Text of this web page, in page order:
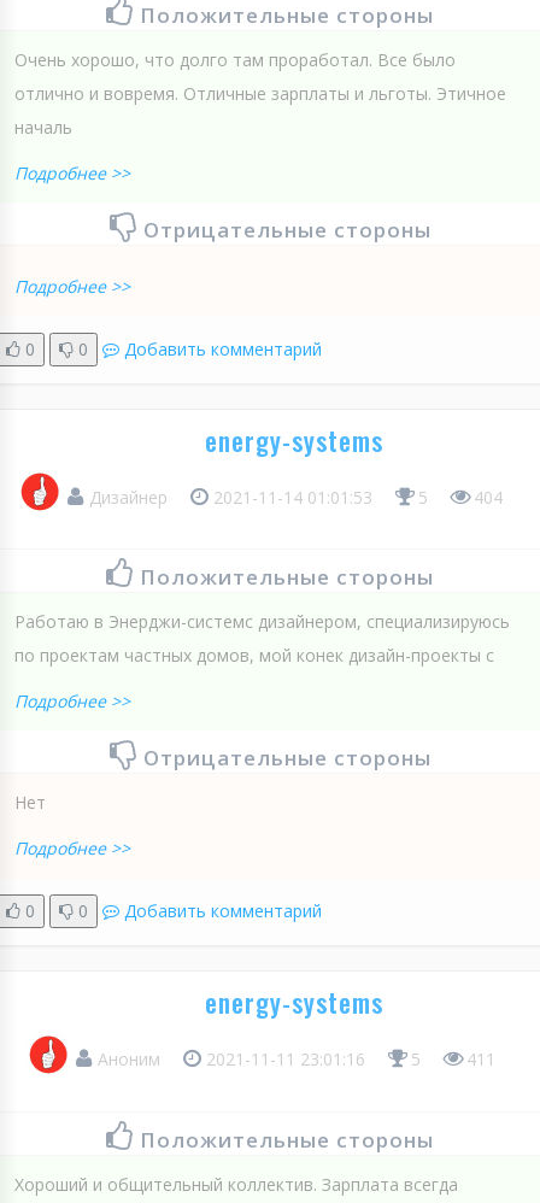
Положительные стороны
Очень хорошо, что долго там проработал. Все было
отлично и вовремя. Отличные зарплаты и льготы. Этичное
началь
Подробнее >>
Отрицательные стороны
Подробнее >>
0 0 Добавить комментарий
energy-systems
Дизайнер 2021-11-14 01:01:53 5 404
Положительные стороны
Работаю в Энерджи-системс дизайнером, специализируюсь
по проектам частных домов, мой конек дизайн-проекты с
Подробнее >>
Отрицательные стороны
Нет
Подробнее >>
0 0 Добавить комментарий
energy-systems
Аноним 2021-11-11 23:01:16 5 411
Положительные стороны
Хороший и общительный коллектив. Зарплата всегда